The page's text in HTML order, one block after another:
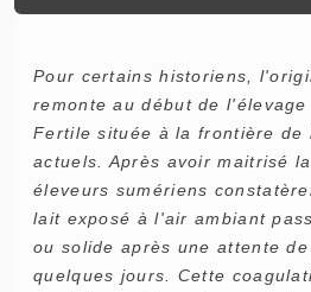
Pour certains historiens,
remonte au début de
Fertile située à la frontière
actuels. Après avoir maitrisé
éleveurs sumériens
lait exposé à l'air ambiant
ou solide après une attente
quelques jours. Cette